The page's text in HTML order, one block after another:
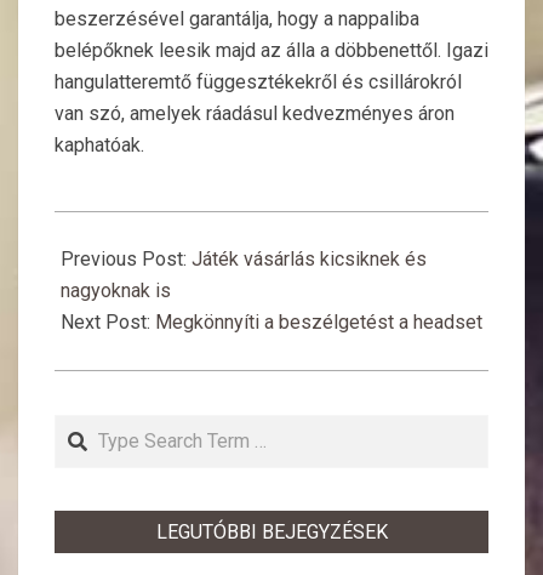
beszerzésével garantálja, hogy a nappaliba
belépőknek leesik majd az álla a döbbenettől. Igazi
hangulatteremtő függesztékekről és csillárokról
van szó, amelyek ráadásul kedvezményes áron
kaphatóak.
08-
17
Previous Post: Játék vásárlás kicsiknek és
nagyoknak is
Next Post: Megkönnyíti a beszélgetést a headset
Search
LEGUTÓBBI BEJEGYZÉSEK